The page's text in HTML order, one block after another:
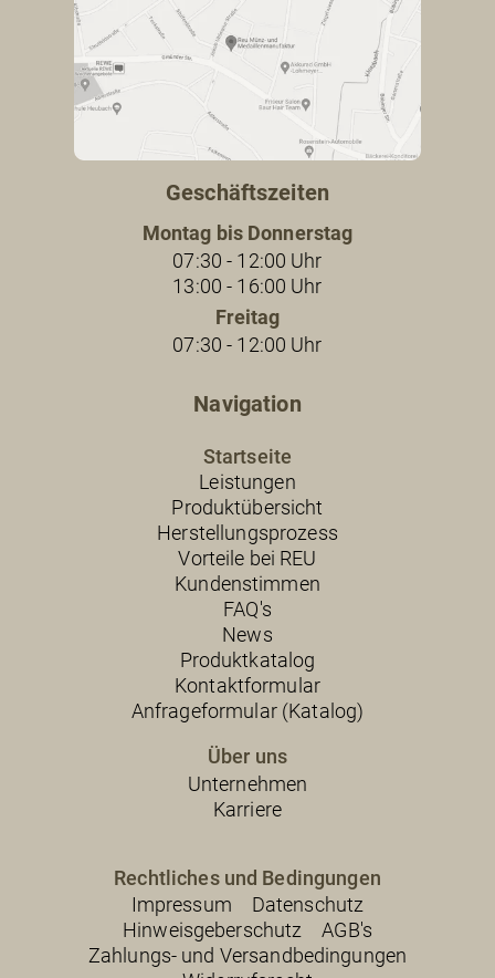
Navigation
Startseite
Leistungen
Produktübersicht
Herstellungsprozess
Vorteile bei REU
Kundenstimmen
FAQ's
News
Produktkatalog
Kontaktformular
Anfrageformular (Katalog)
Über uns
Unternehmen
Karriere
Geschäftszeiten
Montag bis Donnerstag
07:30 - 12:00 Uhr
13:00 - 16:00 Uhr
Freitag
07:30 - 12:00 Uhr
Rechtliches und Bedingungen
Impressum
Datenschutz
Hinweisgeberschutz
AGB's
Zahlungs- und Versandbedingungen